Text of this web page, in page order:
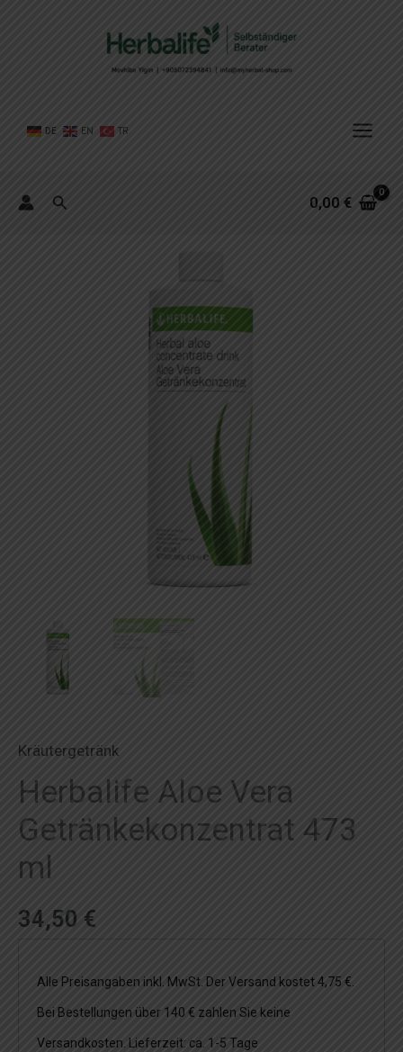
DE EN TR
Suchen 0,00€
Kräutergetränk
Herbalife Aloe Vera
Getränkekonzentrat 473
ml
34,50 €
Alle Preisangaben inkl. MwSt. Der Versand kostet 4,75 €.
Bei Bestellungen über 140 € zahlen Sie keine
Versandkosten. Lieferzeit: ca. 1-5 Tage